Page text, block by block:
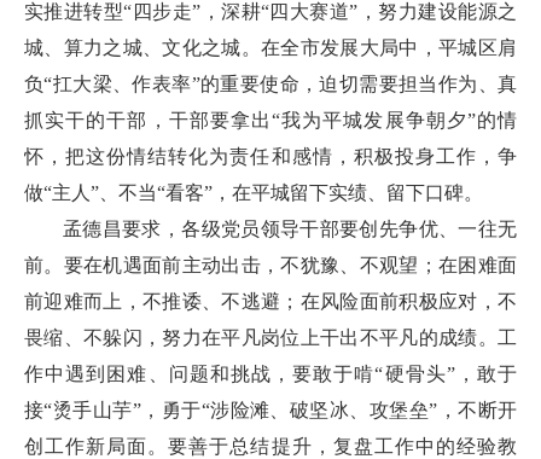
实推进转型“四步走”，深耕“四大赛道”，努力建设能源之
城、算力之城、文化之城。在全市发展大局中，平城区肩
负“扛大梁、作表率”的重要使命，迫切需要担当作为、真
抓实干的干部，干部要拿出“我为平城发展争朝夕”的情
怀，把这份情结转化为责任和感情，积极投身工作，争
做“主人”、不当“看客”，在平城留下实绩、留下口碑。
孟德昌要求，各级党员领导干部要创先争优、一往无
前。要在机遇面前主动出击，不犹豫、不观望；在困难面
前迎难而上，不推诿、不逃避；在风险面前积极应对，不
畏缩、不躲闪，努力在平凡岗位上干出不平凡的成绩。工
作中遇到困难、问题和挑战，要敢于啃“硬骨头”，敢于
接“烫手山芋”，勇于“涉险滩、破坚冰、攻堡垒”，不断开
创工作新局面。要善于总结提升，复盘工作中的经验教